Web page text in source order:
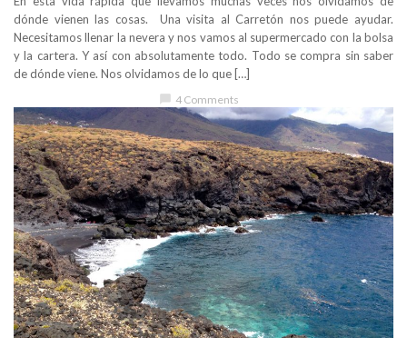
dónde vienen las cosas. Una visita al Carretón nos puede ayudar.
Necesitamos llenar la nevera y nos vamos al supermercado con la bolsa
y la cartera. Y así con absolutamente todo. Todo se compra sin saber
de dónde viene. Nos olvidamos de lo que […]
chat_bubble 4 Comments